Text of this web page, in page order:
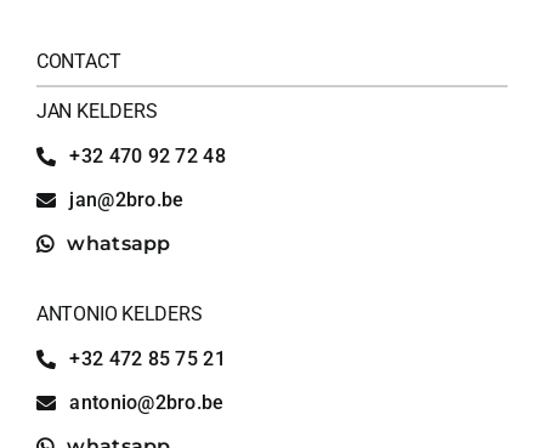
CONTACT
JAN KELDERS
+32 470 92 72 48
jan@2bro.be
whatsapp
ANTONIO KELDERS
+32 472 85 75 21
antonio@2bro.be